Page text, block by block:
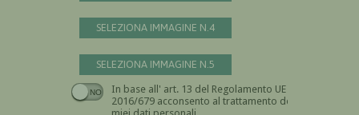
SELEZIONA IMMAGINE N.4
SELEZIONA IMMAGINE N.5
In base all' art. 13 del Regolamento UE n.
2016/679 acconsento al trattamento dei
Devi dare il consenso